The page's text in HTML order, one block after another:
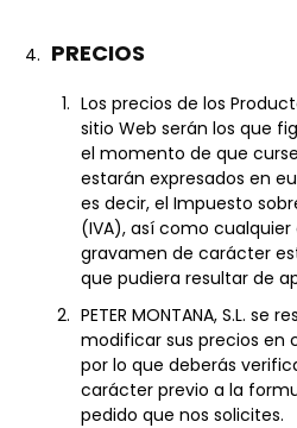
PRECIOS
Los precios de los
sitio Web serán los que
el momento de que
estarán expresados en
es decir, el Impuesto
(IVA), así como
gravamen de carácter
que pudiera resultar de
PETER MONTANA, S.L. se
modificar sus precios en
por lo que deberás
carácter previo a la
pedido que nos solicites.